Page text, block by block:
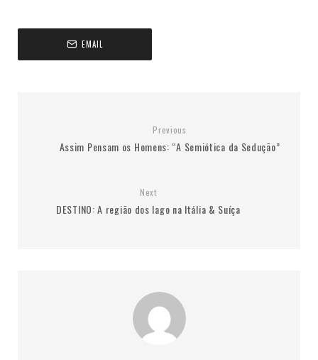
EMAIL
Previous
Assim Pensam os Homens: “A Semiótica da Sedução”
Next
DESTINO: A região dos lago na Itália & Suíça